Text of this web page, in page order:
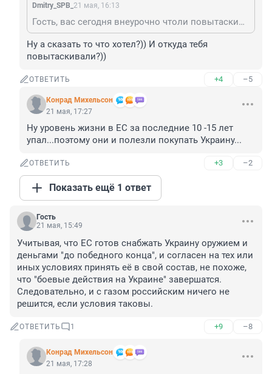
Dmitry_SPB_ 21 мая, 16:13
Гость, вас сегодня внеурочно чтоли повытаскивали?
Ну а сказать то что хотел?)) И откуда тебя
повытаскивали?))
ОТВЕТИТЬ +4 –5
Конрад Михельсон
21 мая, 17:27
Ну уровень жизни в ЕС за последние 10 -15 лет
упал...поэтому они и полезли покупать Украину...
ОТВЕТИТЬ +3 –2
Показать ещё 1 ответ
Гость
21 мая, 15:49
Учитывая, что ЕС готов снабжать Украину оружием и
деньгами "до победного конца", и согласен на тех или
иных условиях принять её в свой состав, не похоже,
что "боевые действия на Украине" завершатся.
Следовательно, и с газом российским ничего не
решится, если условия таковы.
ОТВЕТИТЬ 1 +9 –8
Конрад Михельсон
21 мая, 17:28